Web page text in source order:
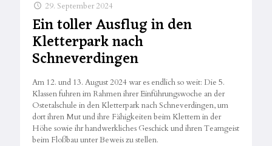
29. September 2024
Ein toller Ausflug in den
Kletterpark nach
Schneverdingen
Am 12. und 13. August 2024 war es endlich so weit: Die 5.
Klassen fuhren im Rahmen ihrer Einführungswoche an der
Ostetalschule in den Kletterpark nach Schneverdingen, um
dort ihren Mut und ihre Fähigkeiten beim Klettern in der
Höhe sowie ihr handwerkliches Geschick und ihren Teamgeist
beim Floßbau unter Beweis zu stellen.